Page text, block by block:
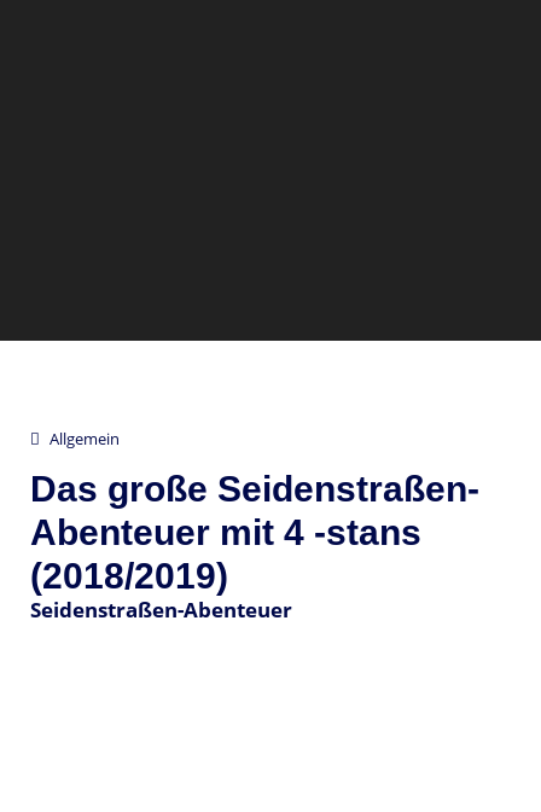
Allgemein
Das große Seidenstraßen-
Abenteuer mit 4 -stans
(2018/2019)
Seidenstraßen-Abenteuer